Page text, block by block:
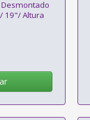
19"/ Altura